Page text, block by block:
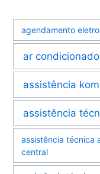
agendamento
ar
assistência
assistência
assistência técnica
central